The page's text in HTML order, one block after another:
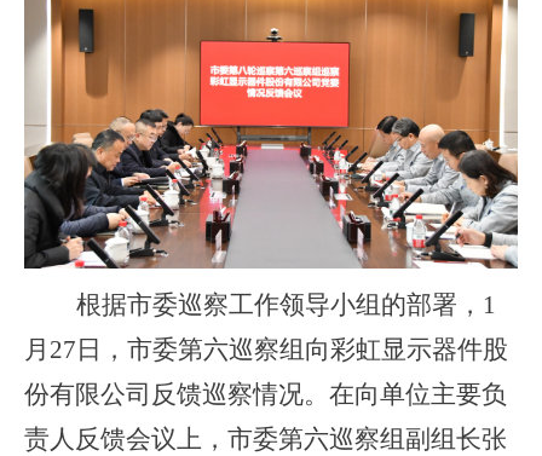
根据市委巡察工作领导小组的部署， 1
月 27 日，市委第六巡察组向彩虹显示器件股
份有限公司反馈巡察情况。在向单位主要负
责人反馈会议上，市委第六巡察组副组长张